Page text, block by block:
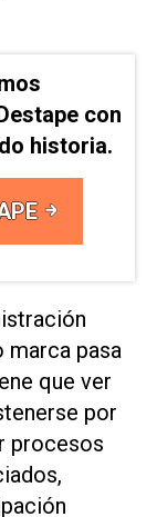
con
historia.
pasa
que ver
por
procesos